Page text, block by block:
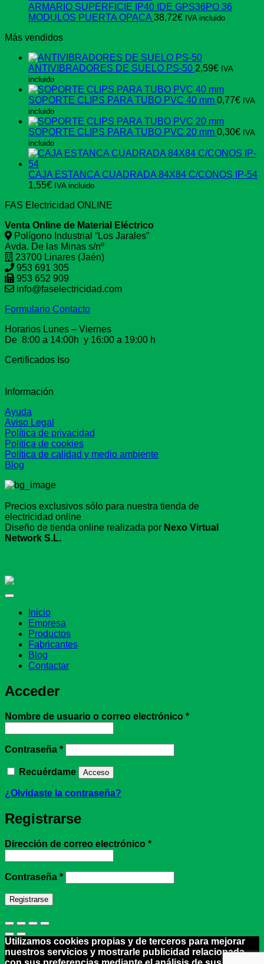
ARMARIO SUPERFICIE IP40 IDE GPS36PO 36
MODULOS PUERTA OPACA 38,72€ IVA incluido
Más vendidos
ANTIVIBRADORES DE SUELO PS-50 2,59€ IVA
incluido
SOPORTE CLIPS PARA TUBO PVC 40 mm 0,77€ IVA
incluido
SOPORTE CLIPS PARA TUBO PVC 20 mm 0,30€ IVA
incluido
CAJA ESTANCA CUADRADA 84X84 C/CONOS IP-54
1,55€ IVA incluido
FAS Electricidad ONLINE
Venta Online de Material Eléctrico
Polígono Industrial “Los Jarales”
Avda. De las Minas s/nº
23700 Linares (Jaén)
953 691 305
953 652 909
info@faselectricidad.com
Formulario Contacto
Horarios Lunes – Viernes
De 8:00 a 14:00h y 16:00 a 19:00 h
Certificados Iso
Información
Ayuda
Aviso Legal
Política de privacidad
Política de cookies
Política de calidad y medio ambiente
Blog
Precios exclusivos sólo para nuestra tienda de
electricidad online
Diseño de tienda online realizada por Nexo Virtual
Network S.L.
Inicio
Empresa
Productos
Fabricantes
Blog
Contactar
Acceder
Nombre de usuario o correo electrónico *Obligatorio
Contraseña *Obligatorio
Recuérdame Acceso
¿Olvidaste la contraseña?
Registrarse
Dirección de correo electrónico *Obligatorio
Contraseña *Obligatorio
Registrarse
Utilizamos cookies propias y de terceros para mejorar
nuestros servicios y mostrarle publicidad relacionada